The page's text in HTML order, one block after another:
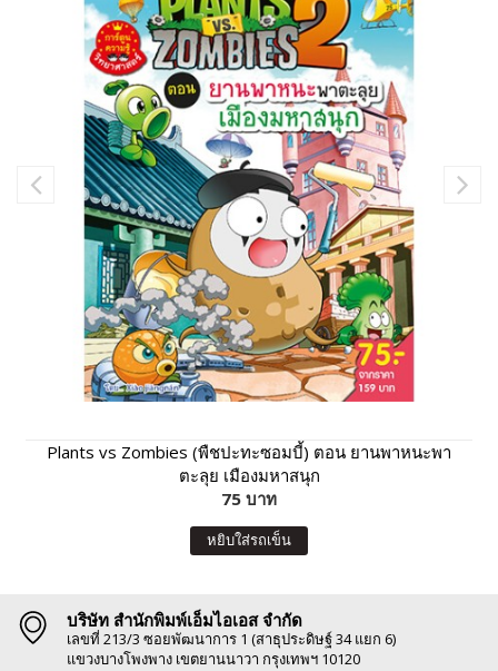
Plants vs Zombies (พืชปะทะซอมบี้) ตอน ยานพาหนะพา
ตะลุย เมืองมหาสนุก
75 บาท
หยิบใส่รถเข็น
บริษัท สำนักพิมพ์เอ็มไอเอส จำกัด
เลขที่ 213/3 ซอยพัฒนาการ 1 (สาธุประดิษฐ์ 34 แยก 6)
แขวงบางโพงพาง เขตยานนาวา กรุงเทพฯ 10120